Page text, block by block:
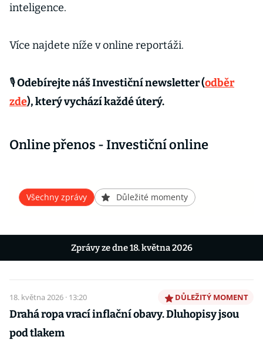
inteligence.
Více najdete níže v online reportáži.
🎙 Odebírejte náš Investiční newsletter (odběr
zde), který vychází každé úterý.
Online přenos - Investiční online
Všechny zprávy Důležité momenty
Zprávy ze dne 18. května 2026
18. května 2026 · 13:20 DŮLEŽITÝ MOMENT
Drahá ropa vrací inflační obavy. Dluhopisy jsou
pod tlakem